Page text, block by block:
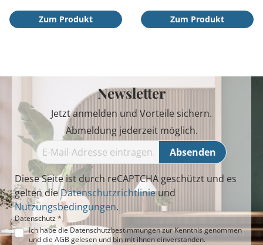
Zum Produkt Zum Produkt
Newsletter
Jetzt anmelden und Vorteile sichern.
Abmeldung jederzeit möglich.
Absenden
Diese Seite ist durch reCAPTCHA geschützt und es
gelten dieDatenschutzrichtlinieund
Nutzungsbedingungen.
Datenschutz *
Ich habe die Datenschutzbestimmungenzur Kenntnis genommen
und die AGB gelesen und bin mit ihnen einverstanden.